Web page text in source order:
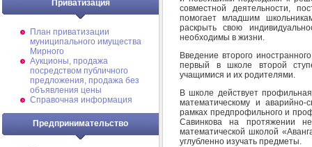
Приватизация
План приватизации
муниципального имущества
Мирного
Аукционы, продажа
посредством публичного
предложения, продажа без
объявления цены
Справочная информация
Предпринимательство
совместной деятельности,
помогает младшим
раскрыть свою
необходимы в жизни.
Введение второго
первый в школе второй
учащимися и их родителями.
В школе действует
математическому и
рамках предпрофильного и
Савинкова на протяжении
математической школой
углубленно изучать предметы.